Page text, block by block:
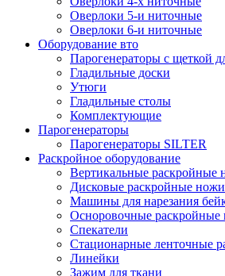
Оверлоки 5-и ниточные
Оверлоки 6-и ниточные
Оборудование вто
Парогенераторы с щеткой
Гладильные доски
Утюги
Гладильные столы
Комплектующие
Парогенераторы
Парогенераторы SILTER
Раскройное оборудование
Вертикальные раскройные
Дисковые раскройные ножи
Машины для нарезания
Осноровочные раскройные
Спекатели
Стационарные ленточные
Линейки
Зажим для ткани